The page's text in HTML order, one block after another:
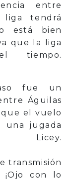
entre
tendrá
está bien
que la liga
tiempo.
fue un
Águilas
el vuelo
una jugada
Licey.
transmisión
¡Ojo con lo